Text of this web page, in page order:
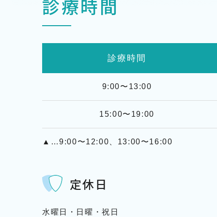
診療時間
診療時間
9:00〜13:00
15:00〜19:00
▲…9:00〜12:00、13:00〜16:00
定休日
水曜日・日曜・祝日